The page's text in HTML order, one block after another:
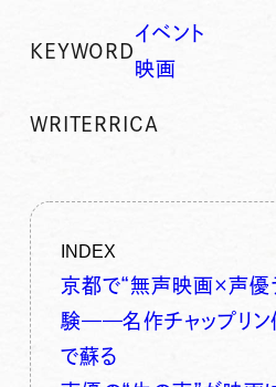
KEYWORD
イベント
映画
WRITER RICA
INDEX
京都で“無声映画×声優
験——名作チャップリン
で蘇る